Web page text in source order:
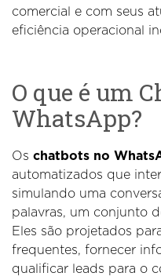
comercial e com seus
eficiência operacional
O que é um
WhatsApp?
Os chatbots no
automatizados que
simulando uma
palavras, um conjunto
Eles são projetados
frequentes, fornecer
qualificar leads para o